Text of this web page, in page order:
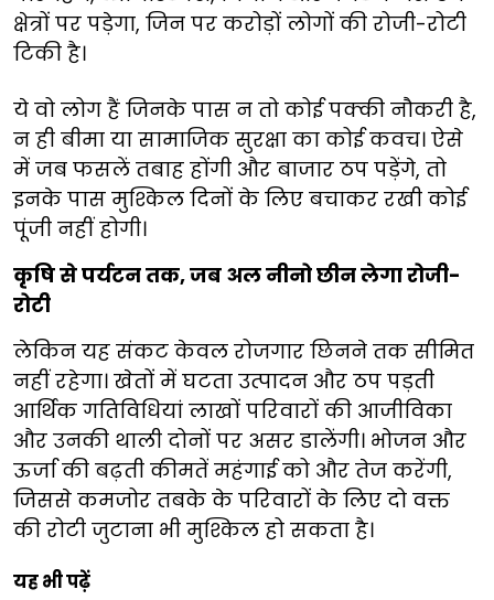
क्षेत्रों पर पड़ेगा, जिन पर करोड़ों लोगों की रोजी-रोटी
टिकी है।
ये वो लोग हैं जिनके पास न तो कोई पक्की नौकरी है,
न ही बीमा या सामाजिक सुरक्षा का कोई कवच। ऐसे
में जब फसलें तबाह होंगी और बाजार ठप पड़ेंगे, तो
इनके पास मुश्किल दिनों के लिए बचाकर रखी कोई
पूंजी नहीं होगी।
कृषि से पर्यटन तक, जब अल नीनो छीन लेगा रोजी-
रोटी
लेकिन यह संकट केवल रोजगार छिनने तक सीमित
नहीं रहेगा। खेतों में घटता उत्पादन और ठप पड़ती
आर्थिक गतिविधियां लाखों परिवारों की आजीविका
और उनकी थाली दोनों पर असर डालेंगी। भोजन और
ऊर्जा की बढ़ती कीमतें महंगाई को और तेज करेंगी,
जिससे कमजोर तबके के परिवारों के लिए दो वक्त
की रोटी जुटाना भी मुश्किल हो सकता है।
यह भी पढ़ें